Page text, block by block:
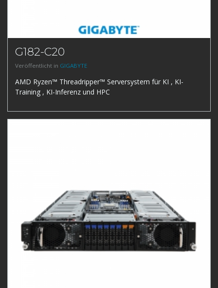
G182-C20
Veröffentlicht in GIGABYTE
AMD Ryzen™ Threadripper™ Serversystem für KI , KI-
Training , KI-Inferenz und HPC